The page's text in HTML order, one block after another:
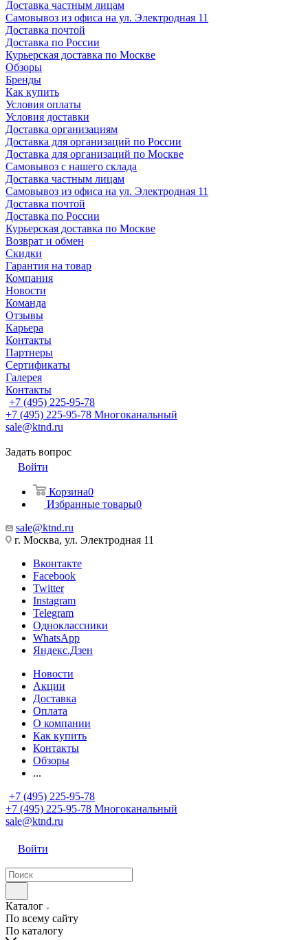
Доставка частным лицам
Самовывоз из офиса на ул. Электродная 11
Доставка почтой
Доставка по России
Курьерская доставка по Москве
Обзоры
Бренды
Как купить
Условия оплаты
Условия доставки
Доставка организациям
Доставка для организаций по России
Доставка для организаций по Москве
Самовывоз с нашего склада
Доставка частным лицам
Самовывоз из офиса на ул. Электродная 11
Доставка почтой
Доставка по России
Курьерская доставка по Москве
Возврат и обмен
Скидки
Гарантия на товар
Компания
Новости
Команда
Отзывы
Карьера
Контакты
Партнеры
Сертификаты
Галерея
Контакты
+7 (495) 225-95-78
+7 (495) 225-95-78 Многоканальный
sale@ktnd.ru
Задать вопрос
Войти
Корзина0
Избранные товары0
sale@ktnd.ru
г. Москва, ул. Электродная 11
Вконтакте
Facebook
Twitter
Instagram
Telegram
Одноклассники
WhatsApp
Яндекс.Дзен
Новости
Акции
Доставка
Оплата
О компании
Как купить
Контакты
Обзоры
...
+7 (495) 225-95-78
+7 (495) 225-95-78 Многоканальный
sale@ktnd.ru
Войти
Каталог
По всему сайту
По каталогу